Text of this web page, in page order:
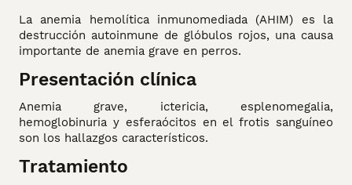
La anemia hemolítica inmunomediada (AHIM) es la
destrucción autoinmune de glóbulos rojos, una causa
importante de anemia grave en perros.
Presentación clínica
Anemia grave, ictericia, esplenomegalia,
hemoglobinuria y esferaócitos en el frotis sanguíneo
son los hallazgos característicos.
Tratamiento